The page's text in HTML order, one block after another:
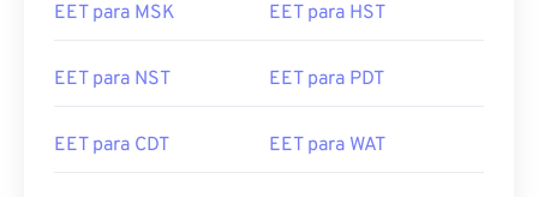
EET para MSK EET para HST
EET para NST EET para PDT
EET para CDT EET para WAT